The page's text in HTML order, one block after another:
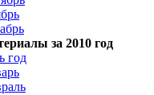
за 2010 год
год